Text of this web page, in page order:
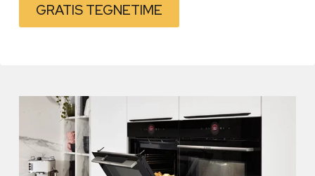
GRATIS TEGNETIME